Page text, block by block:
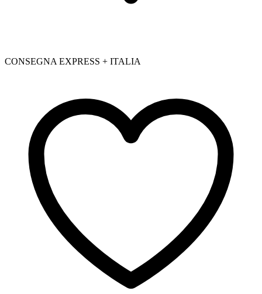
CONSEGNA EXPRESS + ITALIA